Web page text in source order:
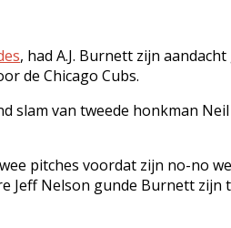
, had A.J. Burnett zijn
de Chicago Cubs.
slam van tweede honkman
pitches voordat zijn no-
Jeff Nelson gunde Burnett